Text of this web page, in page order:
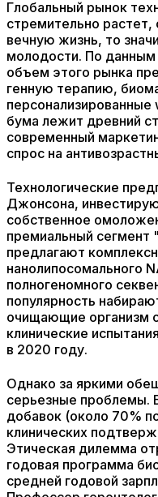
Глобальный рынок
стремительно
вечную жизнь, то
молодости. По данным
объем этого рынка
генную терапию,
бума лежит древний
современный
спрос на
Технологические
Джонсона,
собственное
премиальный сегмент
предлагают
нанолипосомального
полногеномного
популярность
очищающие организм
клинические
в 2020 году.
Однако за яркими
серьезные проблемы.
добавок (около 70%
клинических
Этическая дилемма
годовая программа
средней годовой